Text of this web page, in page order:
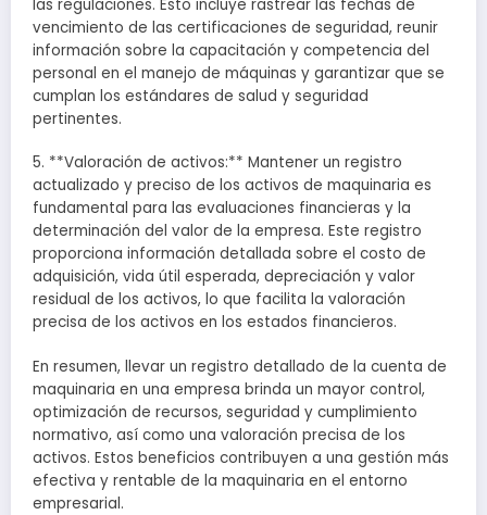
las regulaciones. Esto incluye rastrear las fechas de
vencimiento de las certificaciones de seguridad, reunir
información sobre la capacitación y competencia del
personal en el manejo de máquinas y garantizar que se
cumplan los estándares de salud y seguridad
pertinentes.
5. **Valoración de activos:** Mantener un registro
actualizado y preciso de los activos de maquinaria es
fundamental para las evaluaciones financieras y la
determinación del valor de la empresa. Este registro
proporciona información detallada sobre el costo de
adquisición, vida útil esperada, depreciación y valor
residual de los activos, lo que facilita la valoración
precisa de los activos en los estados financieros.
En resumen, llevar un registro detallado de la cuenta de
maquinaria en una empresa brinda un mayor control,
optimización de recursos, seguridad y cumplimiento
normativo, así como una valoración precisa de los
activos. Estos beneficios contribuyen a una gestión más
efectiva y rentable de la maquinaria en el entorno
empresarial.